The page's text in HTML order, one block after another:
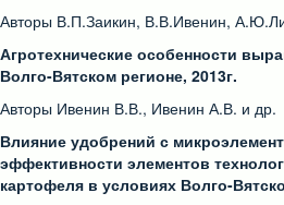
Авторы В.П.Заикин, В.В.Ивенин,
Агротехнические особенности
Волго-Вятском регионе, 2013г.
Авторы Ивенин В.В., Ивенин А.В. и др.
Влияние удобрений с
эффективности элементов
картофеля в условиях Волго-